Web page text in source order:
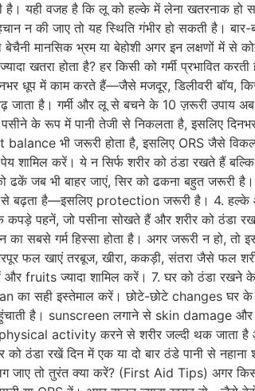
है। यही वजह है कि लू को हल्के में लेना
न की जाए तो यह स्थिति गंभीर हो सकती है। बार-
बेचैनी मानसिक भ्रम या बेहोशी अगर इन लक्षणों में
खतरा होता है? हर किसी को गर्मी प्रभावित
धूप में काम करते हैं—जैसे मजदूर, डिलीवरी बॉय,
है। गर्मी और लू से बचने के 10 ज़रूरी उपाय
के रूप में पानी तेजी से निकलता है, इसलिए
balance भी जरूरी होता है, इसलिए ORS जैसे
पेय शामिल करें। ये न सिर्फ शरीर को ठंडा
जब भी बाहर जाएं, सिर को ढकना बहुत जरूरी
है—इसलिए protection जरूरी है। 4. हल्के
पहनें, जो पसीना सोखते हैं और शरीर को ठंडा
सबसे गर्म हिस्सा होता है। अगर जरूरी न हो,
फल खाएं तरबूज, खीरा, ककड़ी, संतरा जैसे फल
और fruits ज्यादा शामिल करें। 7. घर को ठंडा
का सही इस्तेमाल करें। छोटे-छोटे changes
है। sunscreen लगाने से skin damage
physical activity करने से शरीर जल्दी थक
को ठंडा रखें दिन में एक या दो बार ठंडे पानी से
जाए तो तुरंत क्या करें? (First Aid Tips) अगर